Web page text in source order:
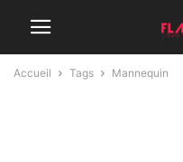
Accueil Tags Mannequin